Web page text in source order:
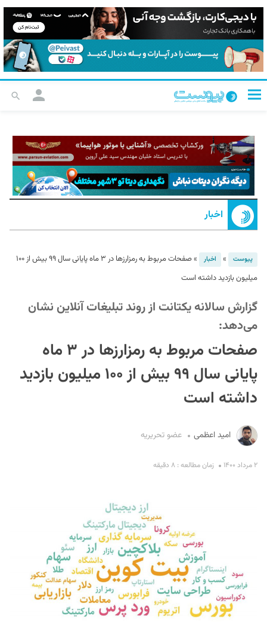
اخبار
پیوست » اخبار »
صفحات مربوط به رمزارزها در ۳ ماه پایانی سال ۹۹ بیش از ۱۰۰
میلیون بازدید داشته است
گزارش سالانه یکتانت از روند تبلیغات آنلاین نشان
می‌دهد:
صفحات مربوط به رمزارزها در ۳ ماه
پایانی سال ۹۹ بیش از ۱۰۰ میلیون بازدید
داشته است
امید اعظمی عضو تحریریه
۲ مرداد ۱۴۰۰ زمان مطالعه : ۸ دقیقه